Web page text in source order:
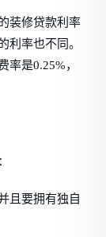
装修贷款利率
利率也不同。
率是0.25%，
且要拥有独自